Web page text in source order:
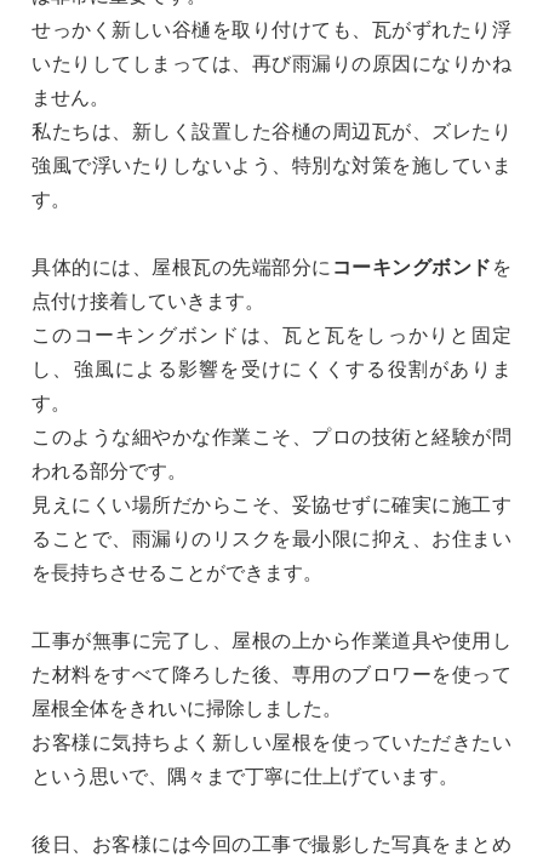
せっかく新しい谷樋を取り付けても、瓦がずれたり浮
いたりしてしまっては、再び雨漏りの原因になりかね
ません。
私たちは、新しく設置した谷樋の周辺瓦が、ズレたり
強風で浮いたりしないよう、特別な対策を施していま
す。
具体的には、屋根瓦の先端部分に コーキングボンド を
点付け接着していきます。
このコーキングボンドは、瓦と瓦をしっかりと固定
し、強風による影響を受けにくくする役割がありま
す。
このような細やかな作業こそ、プロの技術と経験が問
われる部分です。
見えにくい場所だからこそ、妥協せずに確実に施工す
ることで、雨漏りのリスクを最小限に抑え、お住まい
を長持ちさせることができます。
工事が無事に完了し、屋根の上から作業道具や使用し
た材料をすべて降ろした後、専用のブロワーを使って
屋根全体をきれいに掃除しました。
お客様に気持ちよく新しい屋根を使っていただきたい
という思いで、隅々まで丁寧に仕上げています。
後日、お客様には今回の工事で撮影した写真をまとめ